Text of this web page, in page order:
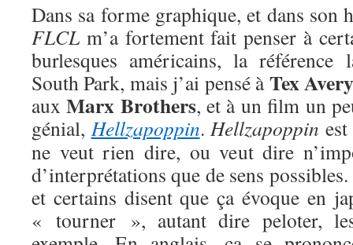
Dans sa forme graphique, et dans son
FLCL m’a fortement fait penser à
burlesques américains, la
South Park, mais j’ai pensé àTex
auxMarx Brothers, et à un film un
génial,Hellzapoppin. Hellzapoppin
ne veut rien dire, ou veut dire
d’interprétations que de sens possibles.
et certains disent que ça évoque en
« tourner », autant dire peloter,